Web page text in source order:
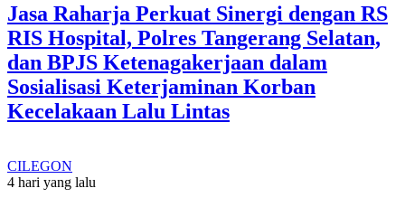
Jasa Raharja Perkuat Sinergi dengan RS
RIS Hospital, Polres Tangerang Selatan,
dan BPJS Ketenagakerjaan dalam
Sosialisasi Keterjaminan Korban
Kecelakaan Lalu Lintas
CILEGON
4 hari yang lalu